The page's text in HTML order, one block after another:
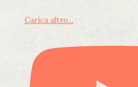
Carica altro...